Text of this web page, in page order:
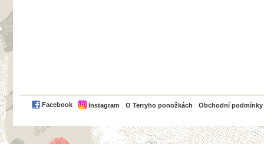
Facebook Instagram O Terryho ponožkách Obchodní podmínky
PayPal